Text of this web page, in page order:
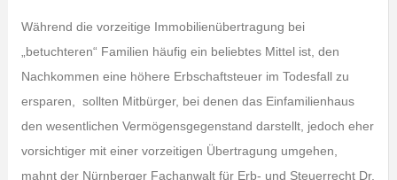
Während die vorzeitige Immobilienübertragung bei
„betuchteren“ Familien häufig ein beliebtes Mittel ist, den
Nachkommen eine höhere Erbschaftsteuer im Todesfall zu
ersparen, sollten Mitbürger, bei denen das Einfamilienhaus
den wesentlichen Vermögensgegenstand darstellt, jedoch eher
vorsichtiger mit einer vorzeitigen Übertragung umgehen,
mahnt der Nürnberger Fachanwalt für Erb- und Steuerrecht Dr.